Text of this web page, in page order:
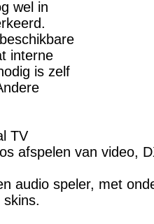
wel in
interne
is zelf
TV
afspelen van video,
audio speler, met
skins.